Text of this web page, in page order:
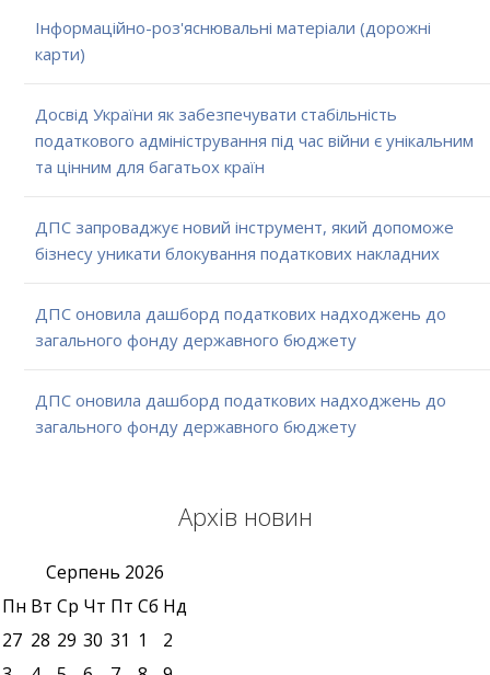
Інформаційно-роз'яснювальні матеріали (дорожні
карти)
Досвід України як забезпечувати стабільність
податкового адміністрування під час війни є унікальним
та цінним для багатьох країн
ДПС запроваджує новий інструмент, який допоможе
бізнесу уникати блокування податкових накладних
ДПС оновила дашборд податкових надходжень до
загального фонду державного бюджету
ДПС оновила дашборд податкових надходжень до
загального фонду державного бюджету
Архів новин
Серпень 2026
Пн Вт Ср Чт Пт Сб Нд
27 28 29 30 31 1
2